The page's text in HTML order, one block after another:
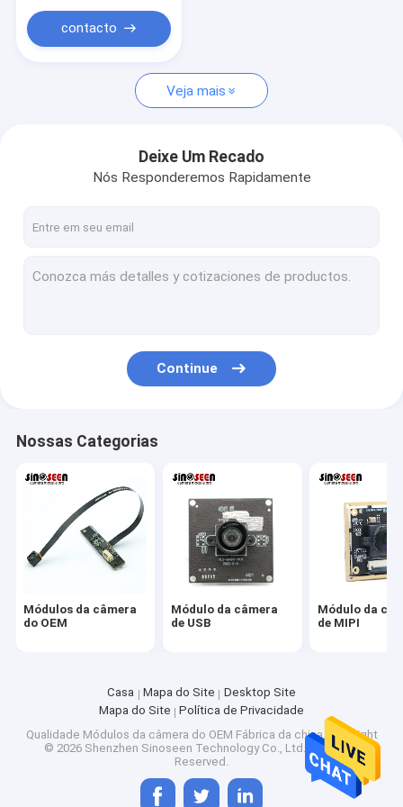
5MP Camera Module
8MP Camera Module
Lente do módulo da câmara
contacto
Veja mais
Deixe Um Recado
Nós Responderemos Rapidamente
Continue
Nossas Categorias
Módulos da câmera
do OEM
Módulo da câmera
de USB
Módulo da
de MIPI
Casa Mapa do Site
Desktop Site
Mapa do Site
Política de Privacidade
Qualidade Módulos da câmera do OEM Fábrica da china.Copyright
© 2026 Shenzhen Sinoseen Technology Co., Ltd. All Rights
Reserved.